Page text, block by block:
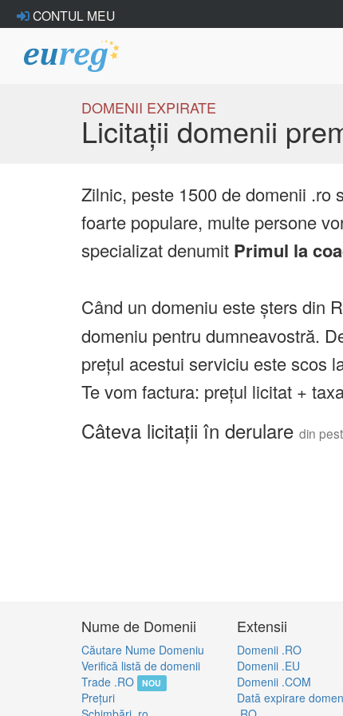
CONTUL MEU
DOMENII EXPIRATE
Licitații domenii
Zilnic, peste 1500 de domenii .ro
foarte populare, multe persone
specializat denumit Primul la
Când un domeniu este șters din
domeniu pentru dumneavostră.
prețul acestui serviciu este scos
Te vom factura: prețul licitat +
Câteva licitații în derulare din
Nume de Domenii
Căutare Nume Domeniu
Verifică listă de domenii
Trade .RO
NOU
Preţuri
Extensii
Domenii .RO
Domenii .EU
Domenii .COM
Dată expirare